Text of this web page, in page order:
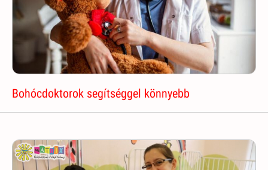
Bohócdoktorok segítséggel könnyebb